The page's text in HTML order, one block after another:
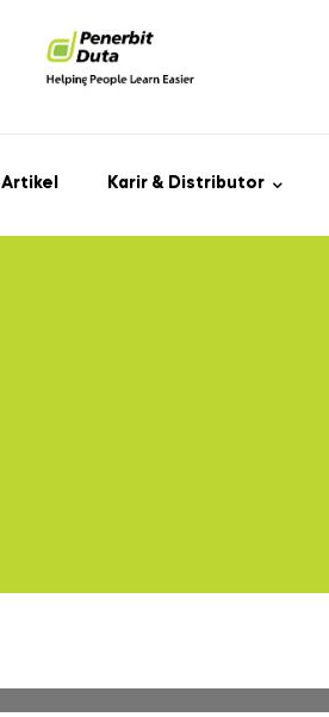
Artikel Karir & Distributor